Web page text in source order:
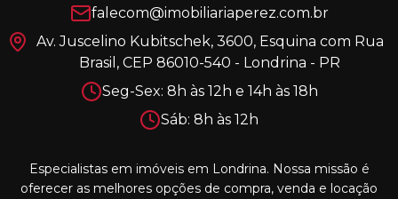
falecom@imobiliariaperez.com.br
Av. Juscelino Kubitschek, 3600, Esquina com Rua
Brasil, CEP 86010-540 - Londrina - PR
Seg-Sex: 8h às 12h e 14h às 18h
Sáb: 8h às 12h
Especialistas em imóveis em Londrina. Nossa missão é
oferecer as melhores opções de compra, venda e locação